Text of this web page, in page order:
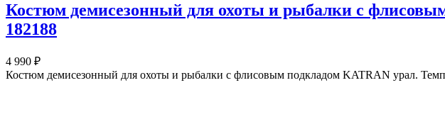
Костюм демисезонный для охоты и рыбалки с
182188
4 990 ₽
Костюм демисезонный для охоты и рыбалки с флисовым подкладом KATRAN урал.